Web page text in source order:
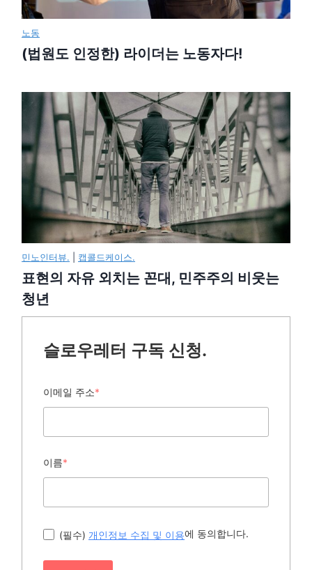
노동
(법원도 인정한) 라이더는 노동자다!
민노인터뷰. 캡콜드케이스.
표현의 자유 외치는 꼰대, 민주주의 비웃는
청년
슬로우레터 구독 신청.
이메일 주소*
이름*
(필수) 개인정보 수집 및 이용에 동의합니다.